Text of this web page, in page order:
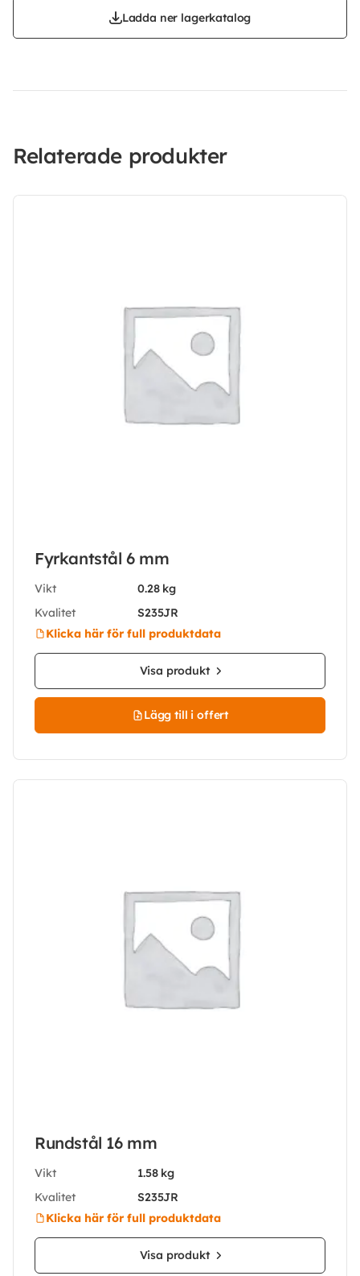
Ladda ner lagerkatalog
Relaterade produkter
Fyrkantstål 6 mm
Vikt
0.28 kg
Kvalitet
S235JR
Klicka här för full produktdata
Visa produkt
Lägg till i offert
Rundstål 16 mm
Vikt
1.58 kg
Kvalitet
S235JR
Klicka här för full produktdata
Visa produkt